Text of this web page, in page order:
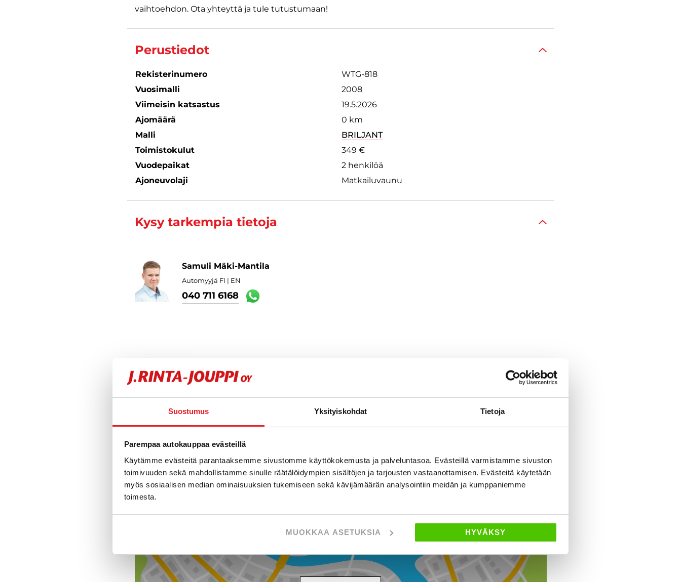
Suostumus Yksityiskohdat Tietoja
Parempaa autokauppaa evästeillä
Käytämme evästeitä parantaaksemme sivustomme käyttökokemusta ja palveluntasoa. Evästeillä varmistamme sivuston
toimivuuden sekä mahdollistamme sinulle räätälöidympien sisältöjen ja tarjousten vastaanottamisen. Evästeitä käytetään
myös sosiaalisen median ominaisuuksien tukemiseen sekä kävijämäärän analysointiin meidän ja kumppaniemme
toimesta.
MUOKKAA ASETUKSIA HYVÄKSY
vaihtoehdon. Ota yhteyttä ja tule tutustumaan!
Perustiedot
Rekisterinumero
WTG-818
Vuosimalli
2008
Viimeisin katsastus
19.5.2026
Ajomäärä
0 km
Malli
BRILJANT
Toimistokulut
349 €
Vuodepaikat
2 henkilöä
Ajoneuvolaji
Matkailuvaunu
Kysy tarkempia tietoja
Samuli Mäki-Mantila
Automyyjä FI | EN
040 711 6168
Toimipiste
J. Rinta-Jouppi Oy, Herralankatu 34, SEINÄJOKI Ajo-ohjeet